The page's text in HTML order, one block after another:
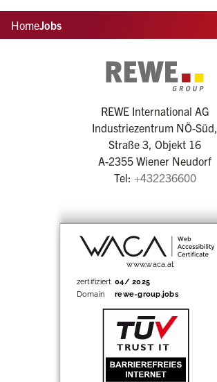
HomeJobs
REWE International AG
Industriezentrum NÖ-Süd,
Straße 3, Objekt 16
A-2355 Wiener Neudorf
Tel: +432236600